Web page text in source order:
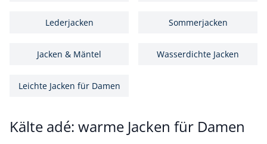
Lederjacken Sommerjacken
Jacken & Mäntel Wasserdichte Jacken
Leichte Jacken für Damen
Kälte adé: warme Jacken für Damen